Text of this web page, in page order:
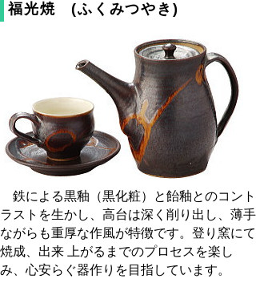
福光焼 (ふくみつやき)
鉄による黒釉（黒化粧）と飴釉とのコント
ラストを生かし、高台は深く削り出し、薄手
ながらも重厚な作風が特徴です。登り窯にて
焼成、出来 上がるまでのプロセスを楽し
み、心安らぐ器作りを目指しています。